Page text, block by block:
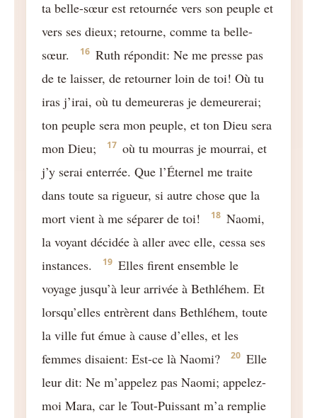
ta belle-sœur est retournée vers son peuple et
vers ses dieux; retourne, comme ta belle-
sœur.
16 Ruth répondit: Ne me presse pas
de te laisser, de retourner loin de toi! Où tu
iras j’irai, où tu demeureras je demeurerai;
ton peuple sera mon peuple, et ton Dieu sera
mon Dieu;
17 où tu mourras je mourrai, et
j’y serai enterrée. Que l’Éternel me traite
dans toute sa rigueur, si autre chose que la
mort vient à me séparer de toi!
18 Naomi,
la voyant décidée à aller avec elle, cessa ses
instances.
19 Elles firent ensemble le
voyage jusqu’à leur arrivée à Bethléhem. Et
lorsqu’elles entrèrent dans Bethléhem, toute
la ville fut émue à cause d’elles, et les
femmes disaient: Est-ce là Naomi?
20 Elle
leur dit: Ne m’appelez pas Naomi; appelez-
moi Mara, car le Tout-Puissant m’a remplie